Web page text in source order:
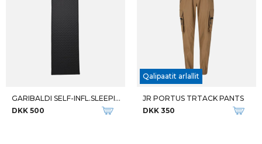
GARIBALDI SELF-INFL.SLEEPING
DKK 500
Qalipaatit arlallit
JR PORTUS TRTACK PANTS
DKK 350